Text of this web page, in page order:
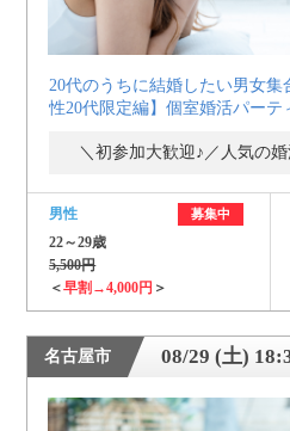
20代のうちに結婚したい男女
性20代限定編】個室婚活パーテ
＼初参加大歓迎♪／人気の
男性 募集中
22～29歳
5,500円
＜早割→4,000円 ＞
名古屋市 08/29 (土)